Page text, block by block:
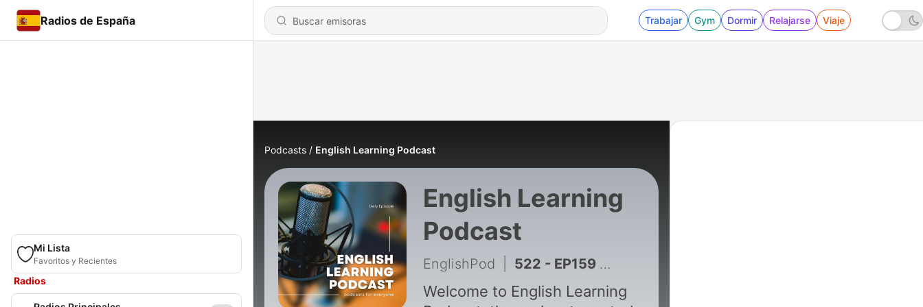
Radios de España Trabajar Gym Dormir Relajarse Viaje
Mi Lista
Favoritos y Recientes
Radios
Podcasts English Learning Podcast
English Learning
Podcast
EnglishPod 522 - EP159 Asking For A Loan | Daily Life
Welcome to English Learning